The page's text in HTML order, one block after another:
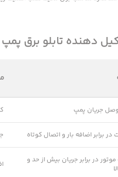
دهنده تابلو برق
جریان پمپ
برابر اضافه بار و اتصال کوتاه
در برابر جریان بیش از حد و